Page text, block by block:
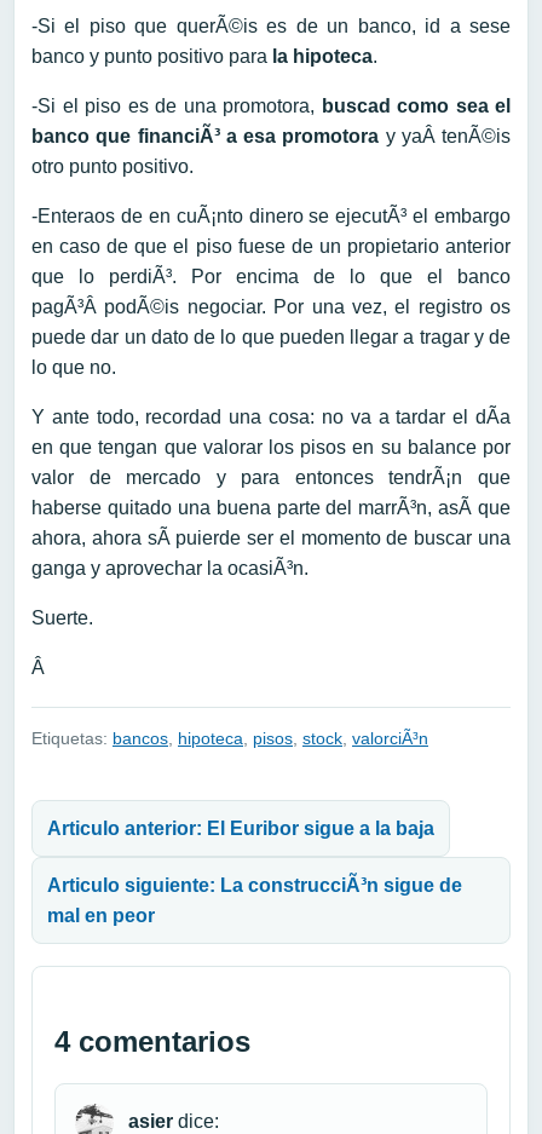
-Si el piso que querÃ©is es de un banco, id a sese
banco y punto positivo para la hipoteca.
-Si el piso es de una promotora, buscad como sea el
banco que financiÃ³ a esa promotora y yaÂ tenÃ©is
otro punto positivo.
-Enteraos de en cuÃ¡nto dinero se ejecutÃ³ el embargo
en caso de que el piso fuese de un propietario anterior
que lo perdiÃ³. Por encima de lo que el banco
pagÃ³Â podÃ©is negociar. Por una vez, el registro os
puede dar un dato de lo que pueden llegar a tragar y de
lo que no.
Y ante todo, recordad una cosa: no va a tardar el dÃ­a
en que tengan que valorar los pisos en su balance por
valor de mercado y para entonces tendrÃ¡n que
haberse quitado una buena parte del marrÃ³n, asÃ­ que
ahora, ahora sÃ­ puierde ser el momento de buscar una
ganga y aprovechar la ocasiÃ³n.
Suerte.
Â
Etiquetas: bancos hipoteca pisos stock valorciÃ³n
Articulo anterior: El Euribor sigue a la baja
Articulo siguiente: La construcciÃ³n sigue de
mal en peor
4 comentarios
asier dice: